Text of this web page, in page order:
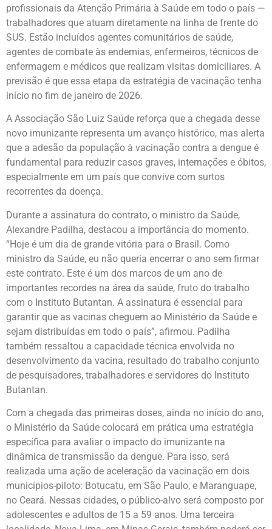
profissionais da Atenção Primária à Saúde em todo o país —
trabalhadores que atuam diretamente na linha de frente do
SUS. Estão incluídos agentes comunitários de saúde,
agentes de combate às endemias, enfermeiros, técnicos de
enfermagem e médicos que realizam visitas domiciliares. A
previsão é que essa etapa da estratégia de vacinação tenha
início no fim de janeiro de 2026.
A Associação São Luiz Saúde reforça que a chegada desse
novo imunizante representa um avanço histórico, mas alerta
que a adesão da população à vacinação contra a dengue é
fundamental para reduzir casos graves, internações e óbitos,
especialmente em um país que convive com surtos
recorrentes da doença.
Durante a assinatura do contrato, o ministro da Saúde,
Alexandre Padilha, destacou a importância do momento.
“Hoje é um dia de grande vitória para o Brasil. Como
ministro da Saúde, eu não queria encerrar o ano sem firmar
este contrato. Este é um dos marcos de um ano de
importantes recordes na área da saúde, fruto do trabalho
com o Instituto Butantan. A assinatura é essencial para
garantir que as vacinas cheguem ao Ministério da Saúde e
sejam distribuídas em todo o país”, afirmou. Padilha
também ressaltou a capacidade técnica envolvida no
desenvolvimento da vacina, resultado do trabalho conjunto
de pesquisadores, trabalhadores e servidores do Instituto
Butantan.
Com a chegada das primeiras doses, ainda no início do ano,
o Ministério da Saúde colocará em prática uma estratégia
específica para avaliar o impacto do imunizante na
dinâmica de transmissão da dengue. Para isso, será
realizada uma ação de aceleração da vacinação em dois
municípios-piloto: Botucatu, em São Paulo, e Maranguape,
no Ceará. Nessas cidades, o público-alvo será composto por
adolescentes e adultos de 15 a 59 anos. Uma terceira